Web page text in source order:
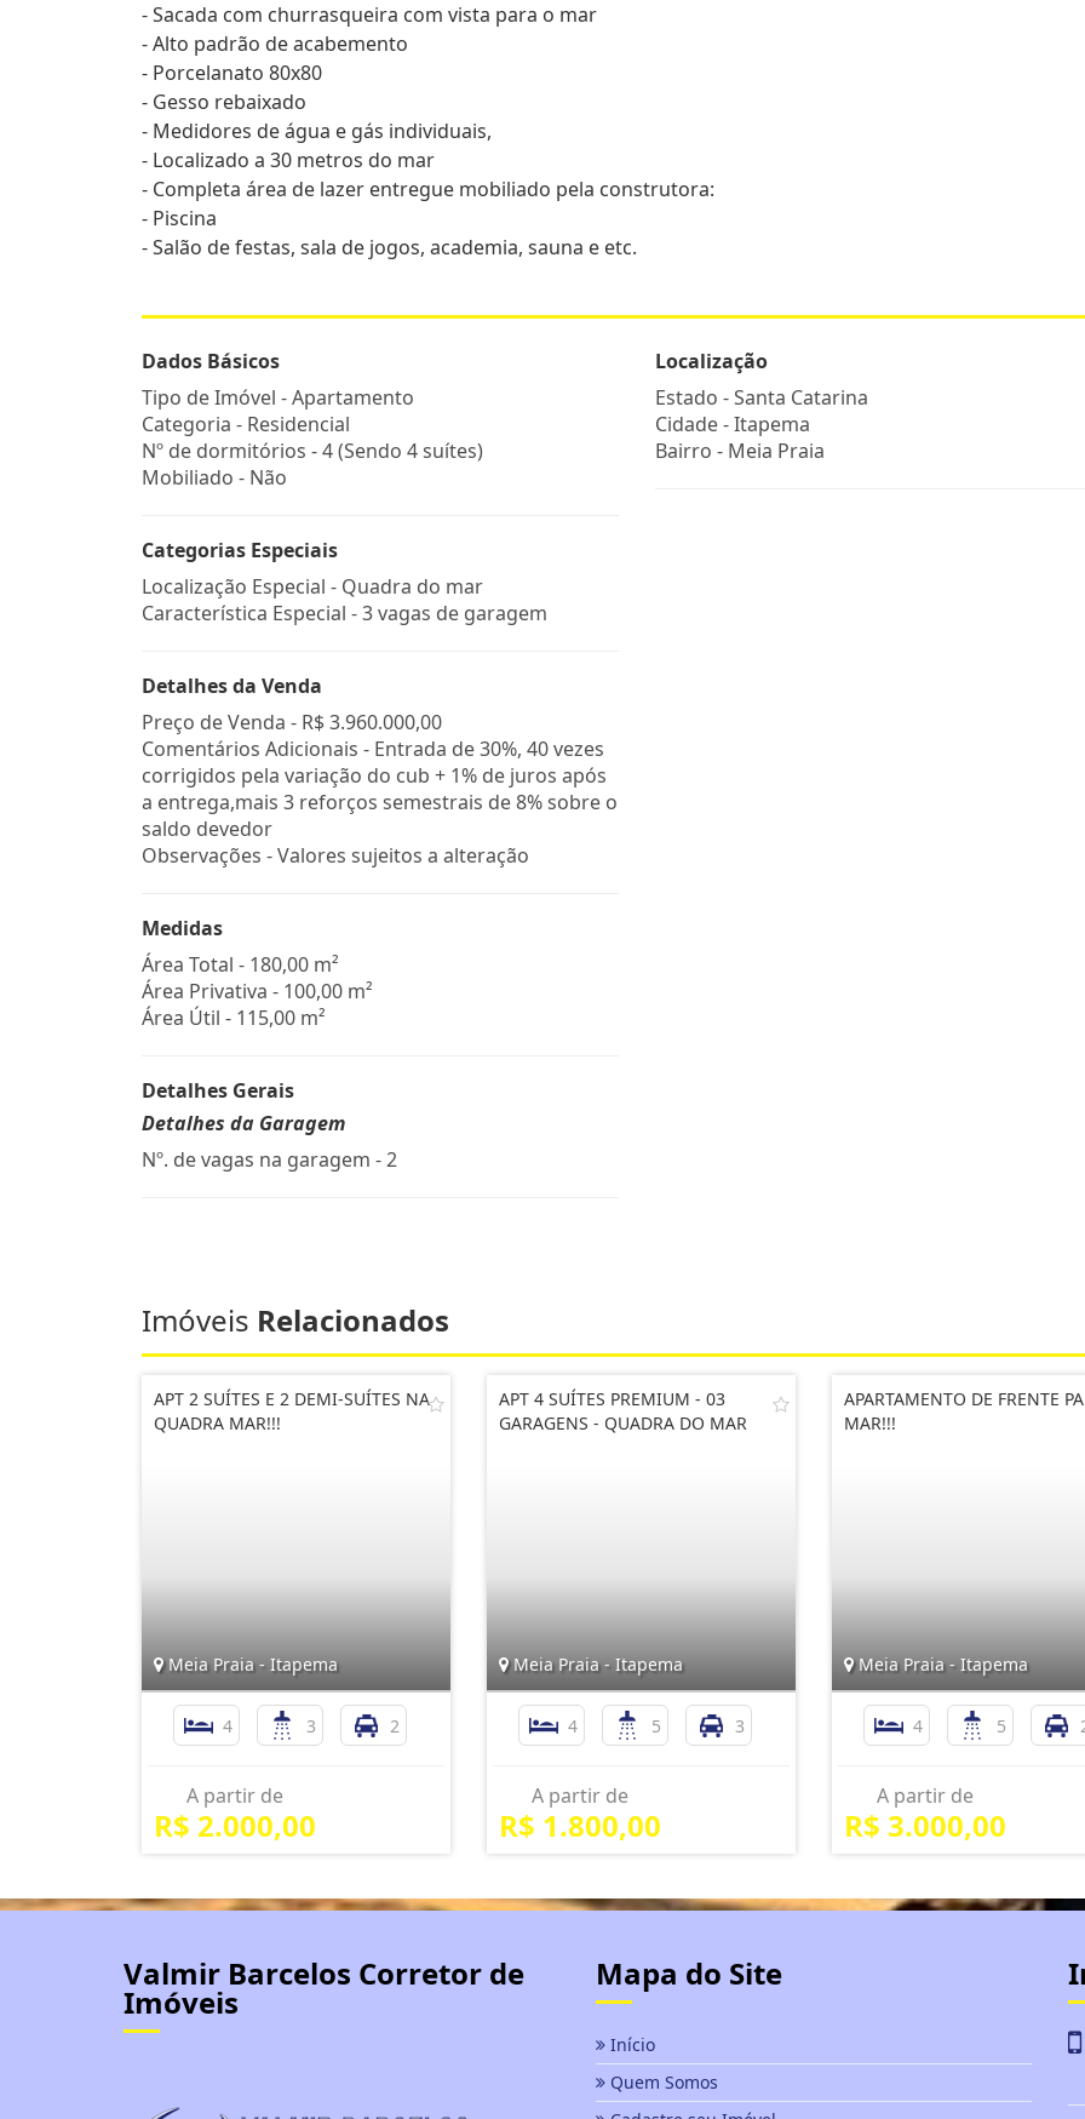
- Sacada com churrasqueira com vista para o mar
- Alto padrão de acabemento
- Porcelanato 80x80
- Gesso rebaixado
- Medidores de água e gás individuais,
- Localizado a 30 metros do mar
- Completa área de lazer entregue mobiliado pela construtora:
- Piscina
- Salão de festas, sala de jogos, academia, sauna e etc.
Dados Básicos
Tipo de Imóvel - Apartamento
Categoria - Residencial
Nº de dormitórios - 4 (Sendo 4 suítes)
Mobiliado - Não
Categorias Especiais
Localização Especial - Quadra do mar
Característica Especial - 3 vagas de garagem
Detalhes da Venda
Preço de Venda - R$ 3.960.000,00
Comentários Adicionais - Entrada de 30%, 40 vezes
corrigidos pela variação do cub + 1% de juros após
a entrega,mais 3 reforços semestrais de 8% sobre o
saldo devedor
Observações - Valores sujeitos a alteração
Medidas
Área Total - 180,00 m²
Área Privativa - 100,00 m²
Área Útil - 115,00 m²
Detalhes Gerais
Detalhes da Garagem
Nº. de vagas na garagem - 2
Localização
Estado -Santa Catarina
Cidade -Itapema
Bairro - Meia Praia
Imóveis Relacionados
APT 2 SUÍTES E 2 DEMI-SUÍTES NA
QUADRA MAR!!!
Meia Praia - Itapema
4 3 2
A partir de
R$ 2.000,00
APT 4 SUÍTES PREMIUM - 03
GARAGENS - QUADRA DO MAR
Meia Praia - Itapema
4 5 3
A partir de
R$ 1.800,00
APARTAMENTO DE FRENTE
MAR!!!
Meia Praia - Itapema
4 5
A partir de
R$ 3.000,00
Valmir Barcelos Corretor de
Imóveis
Mapa do Site
Início
Quem Somos